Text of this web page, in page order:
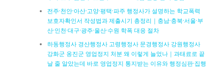
전주·천안·아산·고양·평택·파주 행정사가 설명하는 학교폭력
보호자확인서 작성법과 제출시기 총정리｜충남·충북·서울·부
산·인천·대구·광주·울산·수원 학폭 대응 절차
하동행정사 경산행정사 고령행정사 문경행정사 강원행정사
강화군 옹진군 영업정지 처분 왜 이렇게 늘었나｜과태료로 끝
날 줄 알았는데 바로 영업정지 통지받는 이유와 행정심판·집행